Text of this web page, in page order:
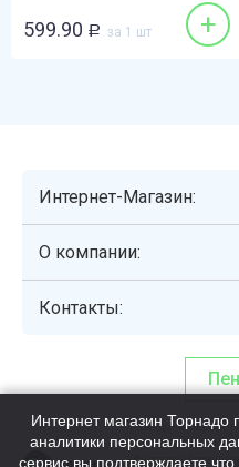
599.90 Р за 1 шт +
Интернет-Магазин:
О компании:
Контакты:
Торнадо - интернет-
выдачу и доставку
Общество с
Интернет магазин Торнадо
аналитики персональных
сервис вы подтверждаете